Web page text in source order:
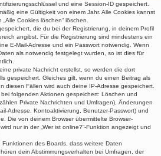
und eine Session-ID gespeichert.
eine Gültigkeit von einem Jahr. Alle Cookies kannst
Cookies löschen“ löschen.
die du bei der Registrierung, in deinem Profil
angibst. Für die Registrierung sind mindestens ein
E-Mail-Adresse und ein Passwort notwendig. Wenn
als notwendig festgelegt wurden, so ist dies für
private Nachricht erstellst, so werden die dort
gespeichert. Gleiches gilt, wenn du einen Beitrag als
diesen Fällen wird auch deine IP-Adresse gespeichert.
folgenden Aktionen gespeichert: Löschen und
Private Nachrichten und Umfragen), Änderungen
Adresse, Kontoaktivierung, Benutzer-Passwort) und
Die von deinem Browser übermittelte Browser-
nur in der „Wer ist online?“-Funktion angezeigt und
des Boards, dass weitere Daten
dein Abstimmungsverhalten bei Umfragen, der